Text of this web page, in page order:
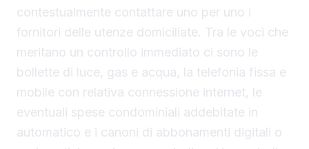
contestualmente contattare uno per uno i
fornitori delle utenze domiciliate. Tra le voci che
meritano un controllo immediato ci sono le
bollette di luce, gas e acqua, la telefonia fissa e
mobile con relativa connessione internet, le
eventuali spese condominiali addebitate in
automatico e i canoni di abbonamenti digitali o